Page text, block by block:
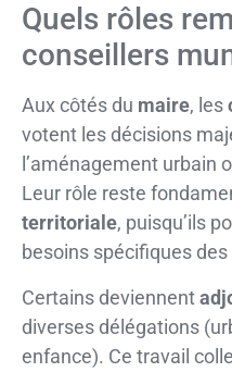
Quels rôles
conseillers
Aux côtés du maire, les
votent les décisions
l’aménagement urbain
Leur rôle reste
territoriale, puisqu’ils
besoins spécifiques
Certains deviennent
diverses délégations
enfance). Ce travail